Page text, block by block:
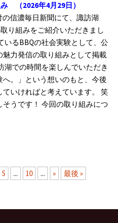
み
（2026年4月29日）
の信濃毎日新聞にて、諏訪湖
り組みをご紹介いただきまし
いるBBQの社会実験として、公
力発信の取り組みとして掲載
湖での時間を楽しんでいただき
。」という想いのもと、今後
いければと考えています。 笑
うです！ 今回の取り組みにつ
5 ... 10 ... » 最後 »